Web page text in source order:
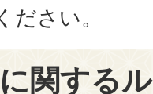
ださい。
関する